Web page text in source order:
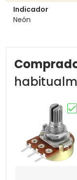
Indicador
Neón